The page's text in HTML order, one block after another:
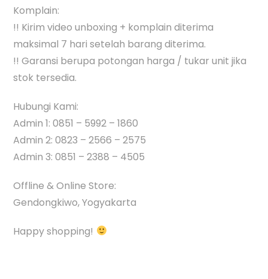
Komplain:
!! Kirim video unboxing + komplain diterima
maksimal 7 hari setelah barang diterima.
!! Garansi berupa potongan harga / tukar unit jika
stok tersedia.
Hubungi Kami:
Admin 1: 0851 – 5992 – 1860
Admin 2: 0823 – 2566 – 2575
Admin 3: 0851 – 2388 – 4505
Offline & Online Store:
Gendongkiwo, Yogyakarta
Happy shopping!